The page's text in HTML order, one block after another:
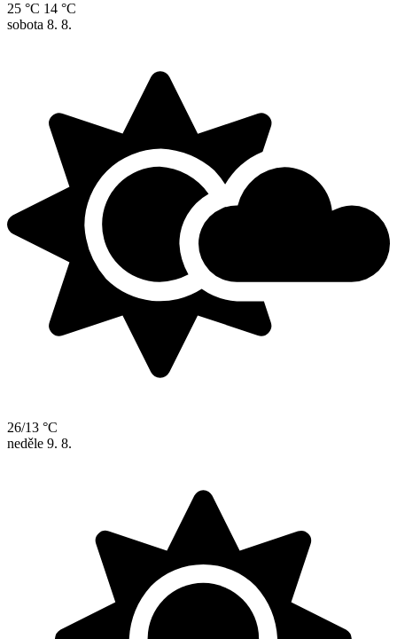
25 °C 14 °C
sobota 8. 8.
26/13 °C
neděle 9. 8.